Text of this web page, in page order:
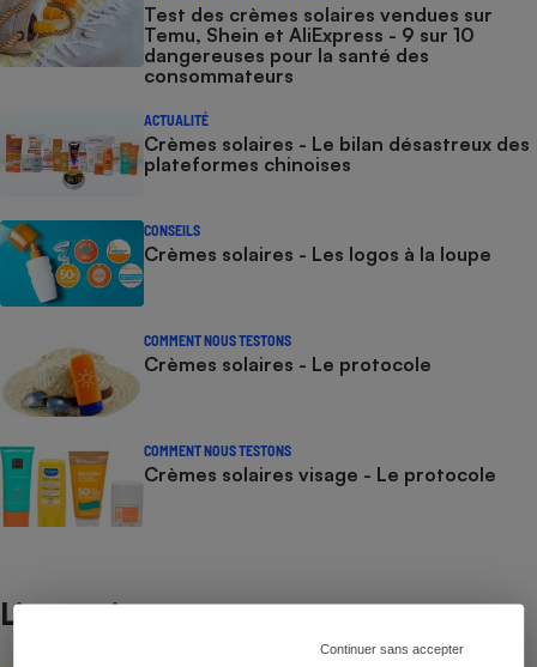
Continuer sans accepter
Test des crèmes solaires vendues sur
Temu, Shein et AliExpress - 9 sur 10
dangereuses pour la santé des
consommateurs
ACTUALITÉ
Crèmes solaires - Le bilan désastreux des
plateformes chinoises
CONSEILS
Crèmes solaires - Les logos à la loupe
COMMENT NOUS TESTONS
Crèmes solaires - Le protocole
COMMENT NOUS TESTONS
Crèmes solaires visage - Le protocole
Lire aussi